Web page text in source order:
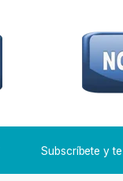
Subscríbete y